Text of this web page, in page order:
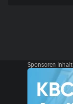
Sponsoren-Inhalt